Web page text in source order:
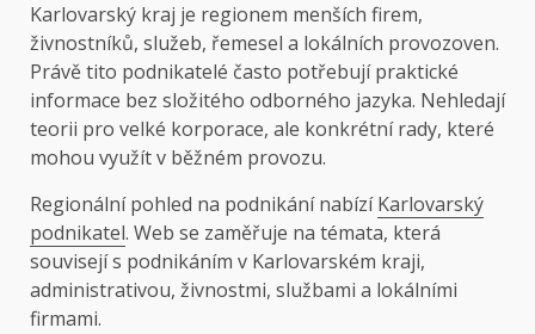
Karlovarský kraj je regionem menších firem,
živnostníků, služeb, řemesel a lokálních provozoven.
Právě tito podnikatelé často potřebují praktické
informace bez složitého odborného jazyka. Nehledají
teorii pro velké korporace, ale konkrétní rady, které
mohou využít v běžném provozu.
Regionální pohled na podnikání nabízíKarlovarský
podnikatel. Web se zaměřuje na témata, která
souvisejí s podnikáním v Karlovarském kraji,
administrativou, živnostmi, službami a lokálními
firmami.